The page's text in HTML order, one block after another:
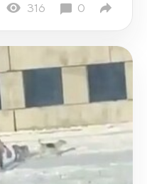
316 0